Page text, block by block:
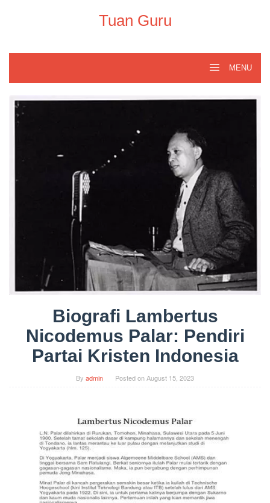
Tuan Guru
MENU
Biografi Lambertus
Nicodemus Palar: Pendiri
Partai Kristen Indonesia
By admin Posted onAugust 15, 2023